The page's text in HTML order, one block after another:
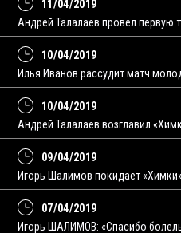
11/04/2019
Андрей Талалаев провел первую
10/04/2019
Илья Иванов рассудит матч
10/04/2019
Андрей Талалаев возглавил
09/04/2019
Игорь Шалимов покидает
07/04/2019
Игорь ШАЛИМОВ: «Спасибо